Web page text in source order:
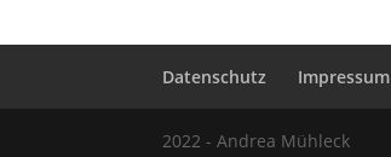
Datenschutz Impressum
2022 - Andrea Mühleck